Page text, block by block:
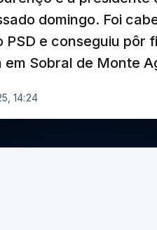
domingo. Foi
e conseguiu pôr
Sobral de Monte
14:24